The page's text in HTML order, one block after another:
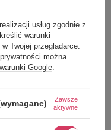
35-50%
źródłem są
warzywa i owoce.
prostych do
aby nie
energii dla komórek
na rodzaj
usług zgodnie z
warunki
Twojej przeglądarce.
można
Google.
Zawsze
aktywne